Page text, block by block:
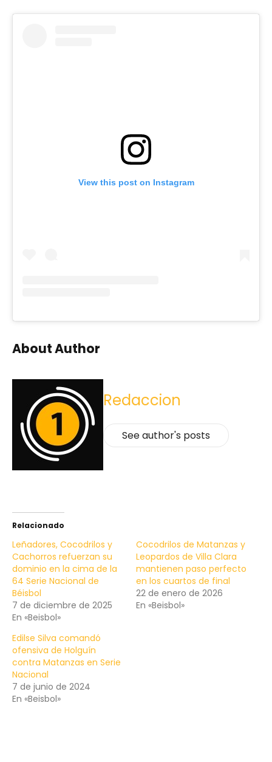
View this post on Instagram
About Author
Redaccion
See author's posts
Relacionado
Leñadores, Cocodrilos y
Cachorros refuerzan su
dominio en la cima de la
64 Serie Nacional de
Béisbol
7 de diciembre de 2025
En «Beisbol»
Cocodrilos de Matanzas y
Leopardos de Villa Clara
mantienen paso perfecto
en los cuartos de final
22 de enero de 2026
En «Beisbol»
Edilse Silva comandó
ofensiva de Holguín
contra Matanzas en Serie
Nacional
7 de junio de 2024
En «Beisbol»